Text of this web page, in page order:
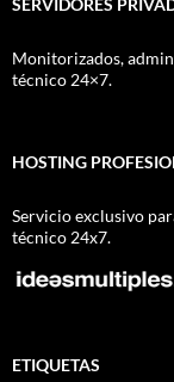
SERVIDORES
Monitorizados,
técnico 24×7.
HOSTING
Servicio exclusivo
técnico 24x7.
ETIQUETAS